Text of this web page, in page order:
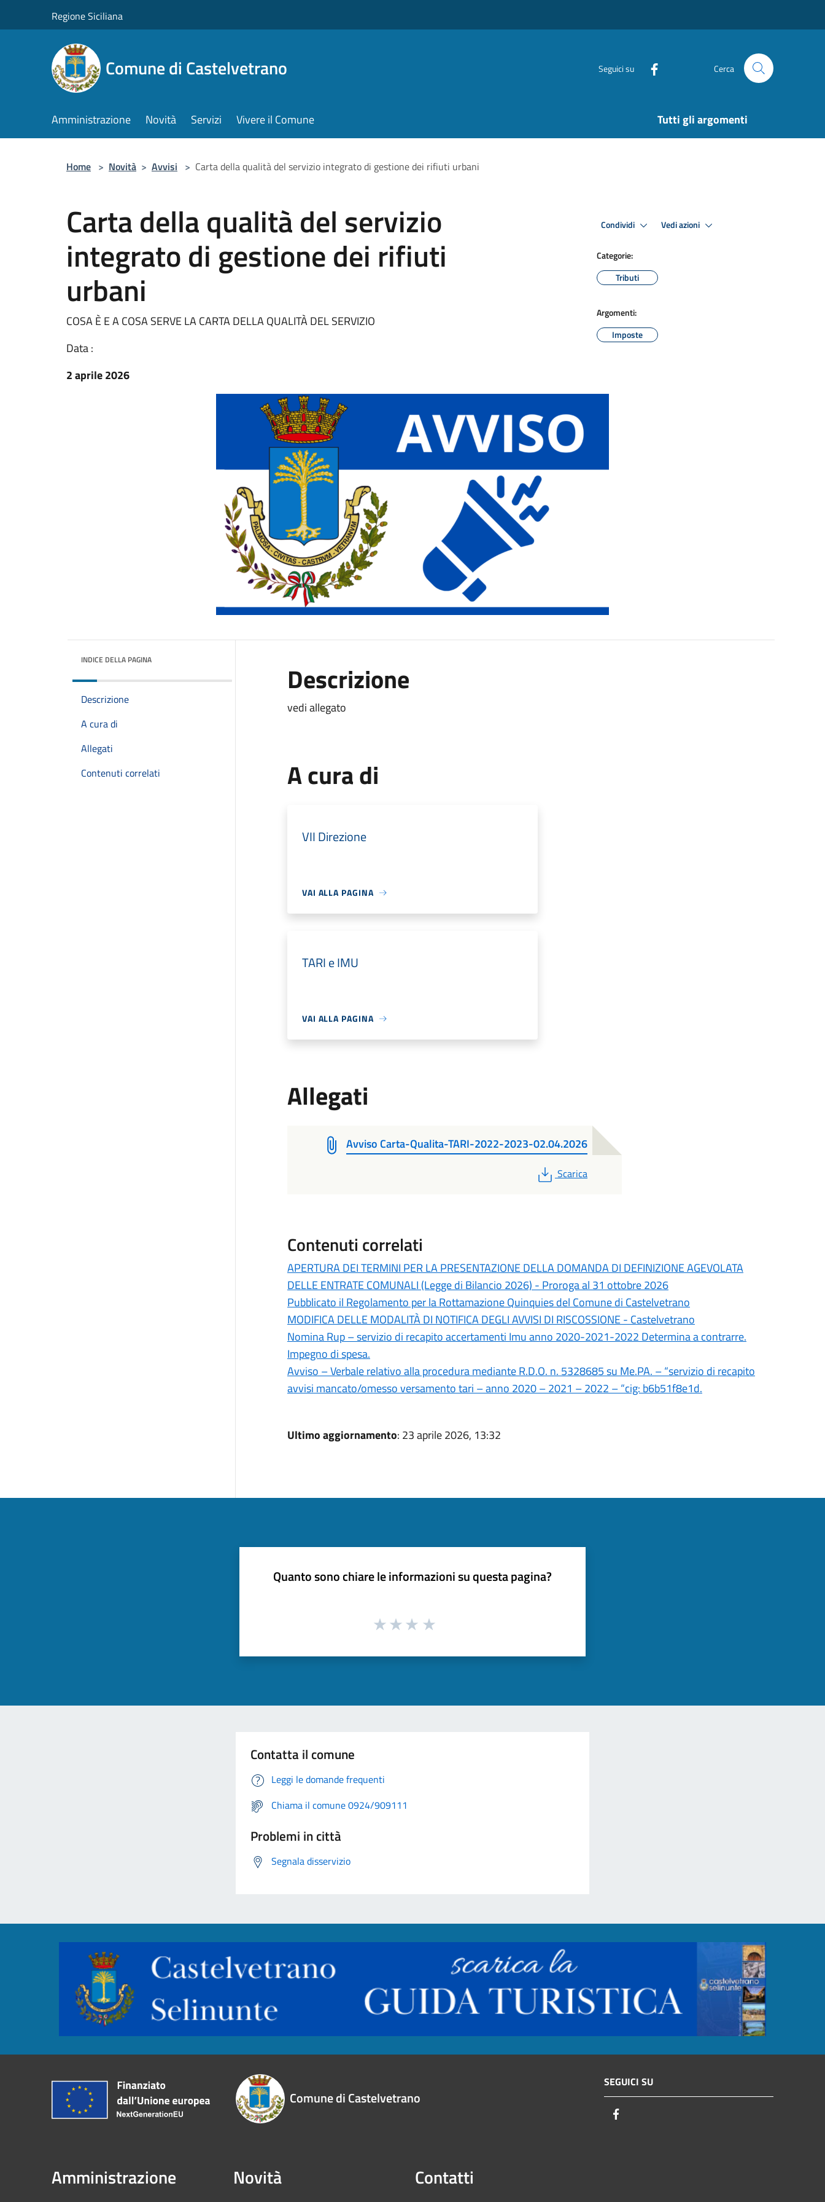
Regione Siciliana
Comune di Castelvetrano Seguici su Cerca
Amministrazione Novità Servizi Vivere il Comune Tutti gli argomenti
Home > Novità > Avvisi > Carta della qualità del servizio integrato di gestione dei rifiuti urbani
Carta della qualità del servizio
integrato di gestione dei rifiuti
urbani
COSA È E A COSA SERVE LA CARTA DELLA QUALITÀ DEL SERVIZIO
Data :
2 aprile 2026
Condividi Vedi azioni
Categorie:
Tributi
Argomenti:
Imposte
INDICE DELLA PAGINA
Descrizione
A cura di
Allegati
Contenuti correlati
Descrizione
vedi allegato
A cura di
VII Direzione
VAI ALLA PAGINA
TARI e IMU
VAI ALLA PAGINA
Allegati
Avviso Carta-Qualita-TARI-2022-2023-02.04.2026
PDF
Scarica
Contenuti correlati
APERTURA DEI TERMINI PER LA PRESENTAZIONE DELLA DOMANDA DI DEFINIZIONE AGEVOLATA
DELLE ENTRATE COMUNALI (Legge di Bilancio 2026) - Proroga al 31 ottobre 2026
Pubblicato il Regolamento per la Rottamazione Quinquies del Comune di Castelvetrano
MODIFICA DELLE MODALITÀ DI NOTIFICA DEGLI AVVISI DI RISCOSSIONE - Castelvetrano
Nomina Rup – servizio di recapito accertamenti Imu anno 2020-2021-2022 Determina a contrarre.
Impegno di spesa.
Avviso – Verbale relativo alla procedura mediante R.D.O. n. 5328685 su Me.PA. – “servizio di recapito
avvisi mancato/omesso versamento tari – anno 2020 – 2021 – 2022 – “cig: b6b51f8e1d.
Ultimo aggiornamento: 23 aprile 2026, 13:32
Quanto sono chiare le informazioni su questa pagina?
Contatta il comune
Leggi le domande frequenti
Chiama il comune 0924/909111
Problemi in città
Segnala disservizio
Comune di Castelvetrano
SEGUICI SU
Amministrazione Novità Contatti